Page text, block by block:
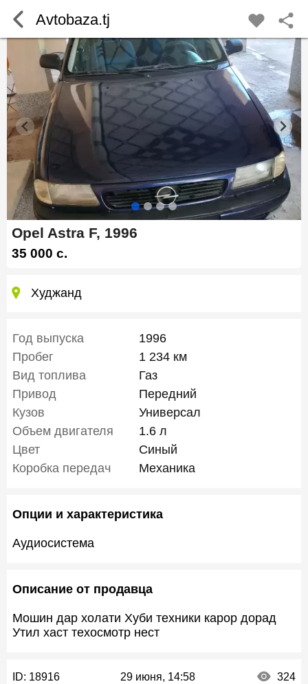
Opel Astra F, 1996
35 000 c.
Худжанд
Год выпуска
1996
Пробег
1 234 км
Вид топлива
Газ
Привод
Передний
Кузов
Универсал
Объем двигателя
1.6 л
Цвет
Синый
Коробка передач
Механика
Опции и характеристика
Аудиосистема
Описание от продавца
Мошин дар холати Хуби техники карор дорад
Утил хаст техосмотр нест
ID: 18916 29 июня, 14:58 324
Avtobaza.tj